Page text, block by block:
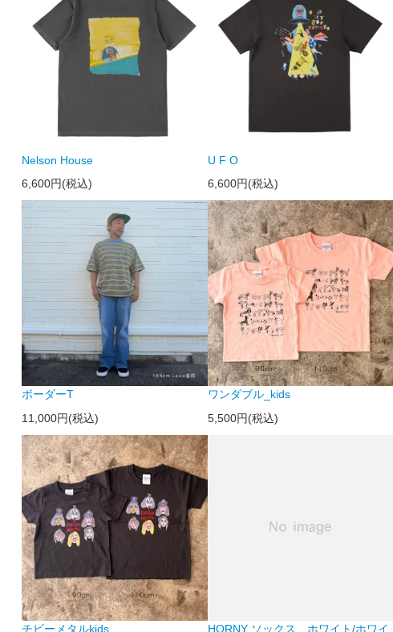
Nelson House
6,600円(税込)
U F O
6,600円(税込)
ボーダーT
11,000円(税込)
ワンダブル_kids
5,500円(税込)
チビーメタルkids HORNY ソックス＿ホワイト/ホワイ